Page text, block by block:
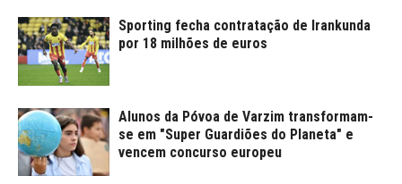
Sporting fecha contratação de Irankunda
por 18 milhões de euros
Alunos da Póvoa de Varzim transformam-
se em "Super Guardiões do Planeta" e
vencem concurso europeu